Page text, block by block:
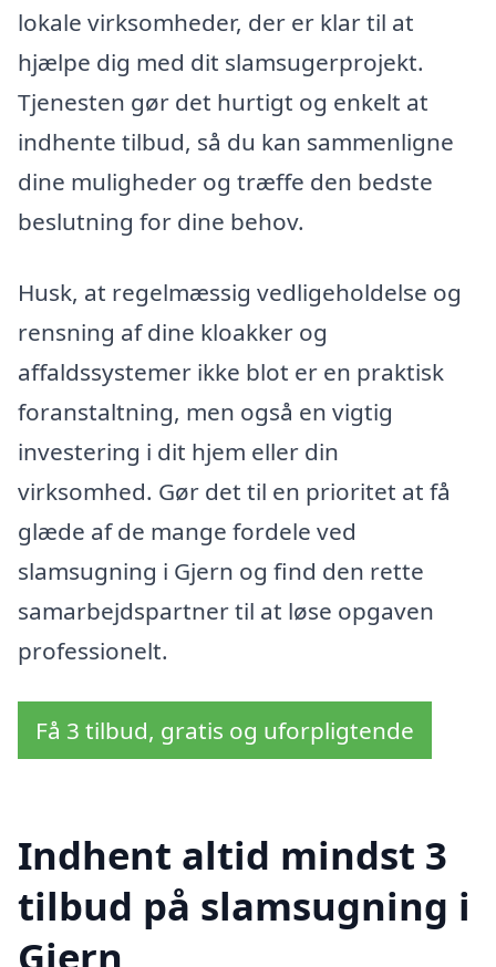
lokale virksomheder, der er klar til at
hjælpe dig med dit slamsugerprojekt.
Tjenesten gør det hurtigt og enkelt at
indhente tilbud, så du kan sammenligne
dine muligheder og træffe den bedste
beslutning for dine behov.
Husk, at regelmæssig vedligeholdelse og
rensning af dine kloakker og
affaldssystemer ikke blot er en praktisk
foranstaltning, men også en vigtig
investering i dit hjem eller din
virksomhed. Gør det til en prioritet at få
glæde af de mange fordele ved
slamsugning i Gjern og find den rette
samarbejdspartner til at løse opgaven
professionelt.
Få 3 tilbud, gratis og uforpligtende
Indhent altid mindst 3
tilbud på slamsugning i